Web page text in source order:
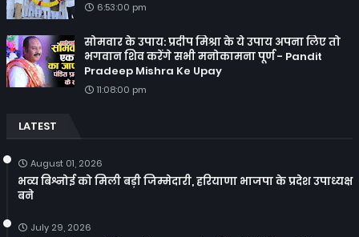
6:53:00 pm
सोमवार के उपाय: प्रदीप मिश्रा के ये उपाय अपना लिए तो
भगवान शिव करेंगे सभी मनोकामना पूर्ण - Pandit
Pradeep Mishra Ke Upay
11:08:00 pm
LATEST
August 01, 2026
भव्य बिश्नोई को मिली बड़ी जिम्मेदारी, हरियाणा भाजपा के प्रदेश उपाध्यक्ष
बने
July 29, 2026